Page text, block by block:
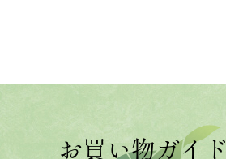
お買い物ガイド